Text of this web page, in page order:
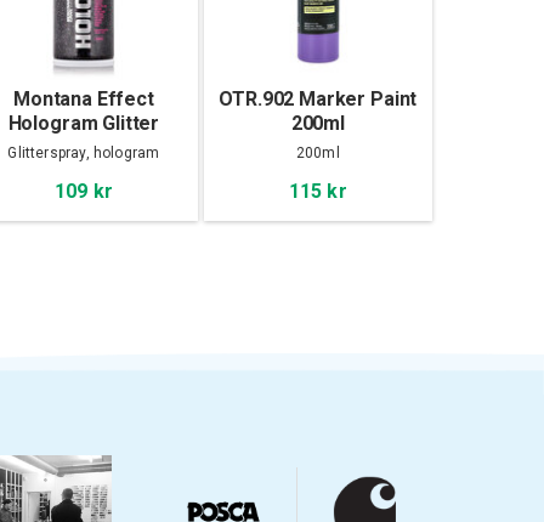
Montana Effect
Hologram Glitter
400ml
Glitterspray, hologram
109 kr
OTR.902 Marker Paint
200ml
200ml
115 kr